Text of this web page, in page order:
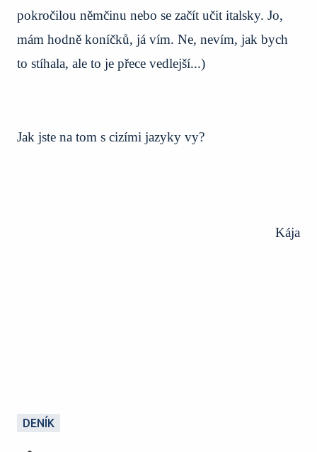
pokročilou němčinu nebo se začít učit italsky. Jo,
mám hodně koníčků, já vím. Ne, nevím, jak bych
to stíhala, ale to je přece vedlejší...)
Jak jste na tom s cizími jazyky vy?
Kája
DENÍK